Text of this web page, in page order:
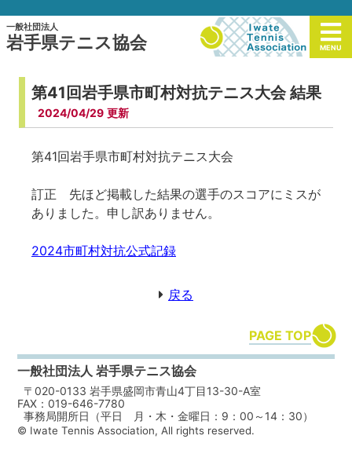
一般社団法人
岩手県テニス協会 MENU
第41回岩手県市町村対抗テニス大会 結果
2024/04/29
第41回岩手県市町村対抗テニス大会
訂正 先ほど掲載した結果の選手のスコアにミスが
ありました。申し訳ありません。
2024市町村対抗公式記録
戻る
PAGE TOP
一般社団法人 岩手県テニス協会
〒020-0133 岩手県盛岡市青山4丁目13-30-A室
FAX：019-646-7780
事務局開所日（平日 月・木・金曜日：9：00～14：30）
© Iwate Tennis Association, All rights reserved.